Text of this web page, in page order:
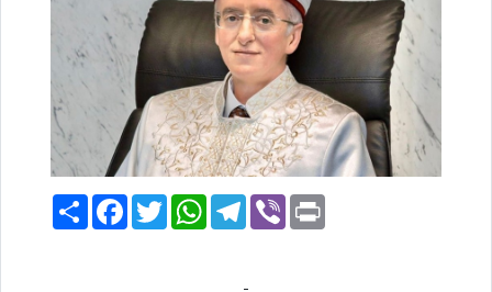
PaylaşFacebook
TwitterWhatsAppTelegram
Viber